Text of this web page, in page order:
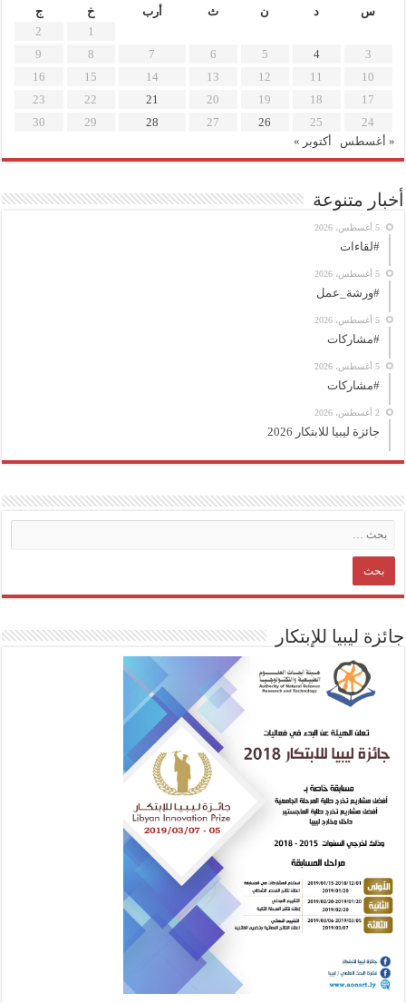
س
د ن ث أرب خ
ج
1
2
3
4
5
6
7
8
9
10
11
12
13
14
15
16
17
18
19
20
21
22
23
24
25
26
27
28
29
30
« أغسطس
أكتوبر »
أخبار متنوعة
5 أغسطس، 2026
#لقاءات
5 أغسطس، 2026
#ورشة_عمل
5 أغسطس، 2026
#مشاركات
5 أغسطس، 2026
#مشاركات
2 أغسطس، 2026
جائزة ليبيا للابتكار 2026
جائزة ليبيا للإبتكار